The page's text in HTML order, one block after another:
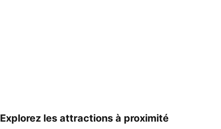
Explorez les attractions à proximité